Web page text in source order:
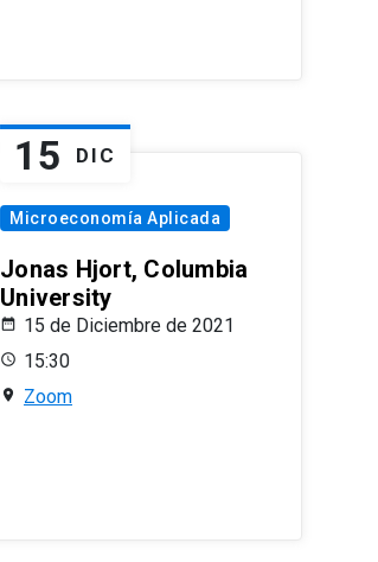
15 DIC
Microeconomía Aplicada
Jonas Hjort, Columbia
University
15 de Diciembre de 2021
15:30
Zoom